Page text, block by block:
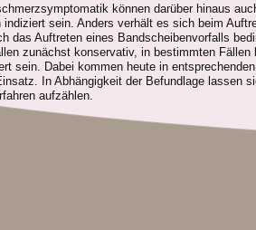
können darüber hinaus
indiziert sein. Anders verhält es sich beim
das Auftreten eines Bandscheibenvorfalls
zunächst konservativ, in bestimmten Fällen
sein. Dabei kommen heute in
In Abhängigkeit der Befundlage lassen
aufzählen.